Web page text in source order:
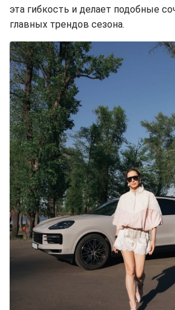
эта гибкость и делает подобные
главных трендов сезона.